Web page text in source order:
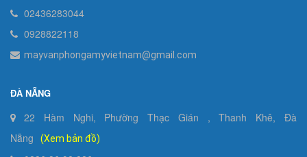
02436283044
0928822118
mayvanphongamyvietnam@gmail.com
ĐÀ NẴNG
22 Hàm Nghi, Phường Thạc Gián , Thanh Khê, Đà
Nẵng
(Xem bản đồ)